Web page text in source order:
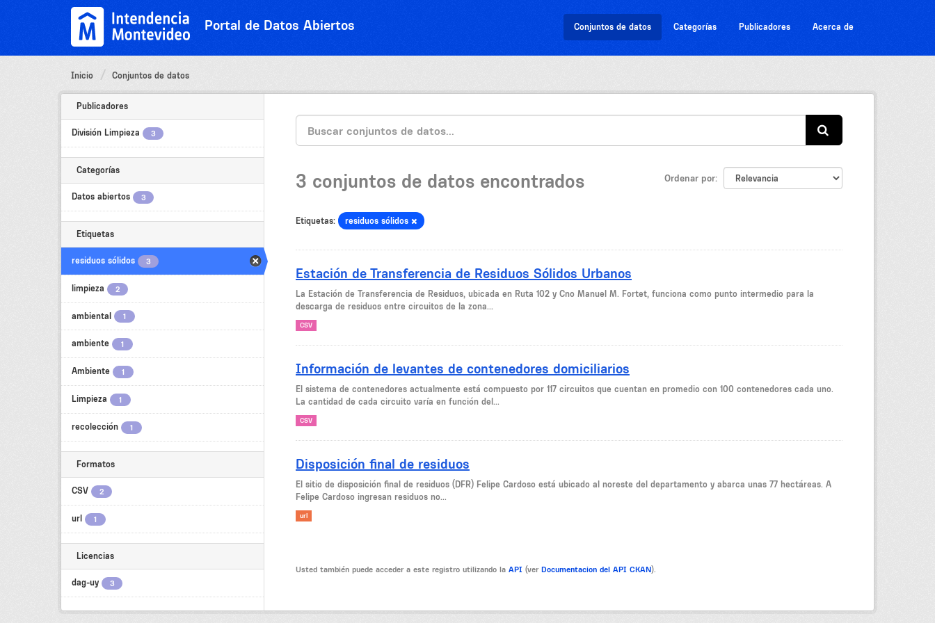
Portal de Datos Abiertos Conjuntos de datos Categorías Publicadores Acerca de
Inicio Conjuntos de datos
Publicadores
División Limpieza 3
Categorías
Datos abiertos 3
Etiquetas
residuos sólidos 3
limpieza 2
ambiental 1
ambiente 1
Ambiente 1
Limpieza 1
recolección 1
Formatos
CSV 2
url 1
Licencias
dag-uy 3
Ordenar por
3 conjuntos de datos encontrados
Etiquetas: residuos sólidos
Estación de Transferencia de Residuos Sólidos Urbanos
La Estación de Transferencia de Residuos, ubicada en Ruta 102 y Cno Manuel M. Fortet, funciona como punto intermedio para la
descarga de residuos entre circuitos de la zona...
CSV
Información de levantes de contenedores domiciliarios
El sistema de contenedores actualmente está compuesto por 117 circuitos que cuentan en promedio con 100 contenedores cada uno.
La cantidad de cada circuito varía en función del...
CSV
Disposición final de residuos
El sitio de disposición final de residuos (DFR) Felipe Cardoso está ubicado al noreste del departamento y abarca unas 77 hectáreas. A
Felipe Cardoso ingresan residuos no...
url
Usted también puede acceder a este registro utilizando la API (ver Documentacion del API CKAN).